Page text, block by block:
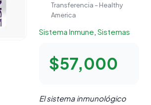
Transferencia – Healthy
America
Sistema Inmune Sistemas
$57,000
El sistema inmunológico
Healthy
America